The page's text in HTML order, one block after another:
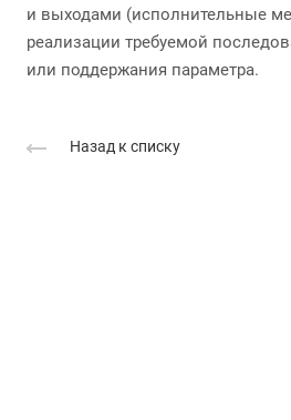
и выходами (исполнительные
реализации требуемой
или поддержания параметра.
Назад к списку